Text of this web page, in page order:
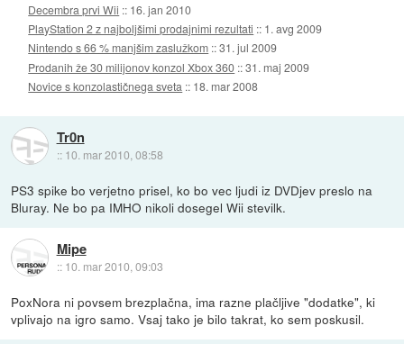
Decembra prvi Wii :: 16. jan 2010
PlayStation 2 z najboljšimi prodajnimi rezultati :: 1. avg 2009
Nintendo s 66 % manjšim zaslužkom ::31. jul 2009
Prodanih že 30 milijonov konzol Xbox 360 ::31. maj 2009
Novice s konzolastičnega sveta :: 18. mar 2008
Tr0n
:: 10. mar 2010, 08:58
PS3 spike bo verjetno prisel, ko bo vec ljudi iz DVDjev preslo na
Bluray. Ne bo pa IMHO nikoli dosegel Wii stevilk.
Mipe
:: 10. mar 2010, 09:03
PoxNora ni povsem brezplačna, ima razne plačljive "dodatke", ki
vplivajo na igro samo. Vsaj tako je bilo takrat, ko sem poskusil.